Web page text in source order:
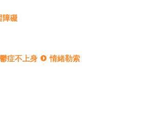
障礙
鬱症不上身
情緒勒索